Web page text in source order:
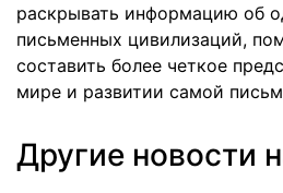
раскрывать информацию об
письменных цивилизаций,
составить более четкое
мире и развитии самой
Другие новости